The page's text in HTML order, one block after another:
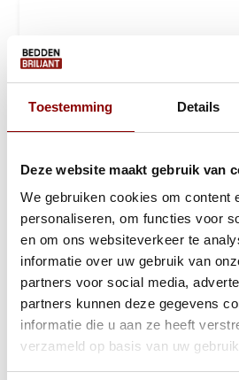
Toestemming Details
Deze website maakt gebruik van
We gebruiken cookies om content
personaliseren, om functies voor
en om ons websiteverkeer te
informatie over uw gebruik van
partners voor social media,
partners kunnen deze gegevens
informatie die u aan ze heeft
verzameld op basis van uw
Inari 94 - Grijs
1 - 2 werkdagen